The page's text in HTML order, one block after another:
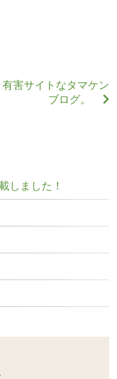
有害サイトなタマケン
ブログ。
しました！